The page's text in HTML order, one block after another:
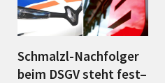
Schmalzl-Nachfolger
beim DSGV steht fest–